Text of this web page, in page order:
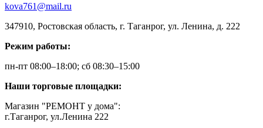
kova761@mail.ru
347910, Ростовская область, г. Таганрог, ул. Ленина, д. 222
Режим работы:
пн-пт 08:00–18:00; сб 08:30–15:00
Наши торговые площадки:
Магазин "РЕМОНТ у дома":
г.Таганрог, ул.Ленина 222